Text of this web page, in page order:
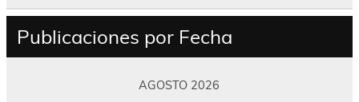
Publicaciones por Fecha
AGOSTO 2026